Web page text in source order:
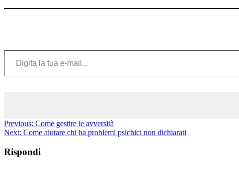
Digita la tua e-mail...
Previous: Come gestire le avversità
Next: Come aiutare chi ha problemi psichici non dichiarati
Rispondi